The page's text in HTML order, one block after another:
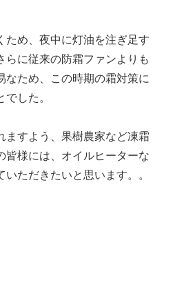
ため、夜中に灯油を注ぎ足す
らに従来の防霜ファンよりも
なため、この時期の霜対策に
した。
ますよう、果樹農家など凍霜
皆様には、オイルヒーターな
ただきたいと思います。。